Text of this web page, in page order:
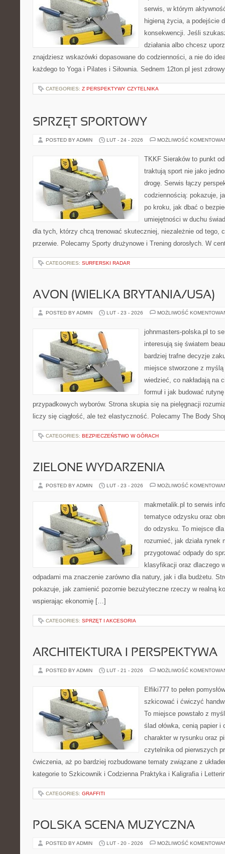
serwis, w którym
higieną życia, a podejście
konsekwencji. Jeśli
działania albo chcesz
znajdziesz wskazówki dopasowane do codzienności, a nie do
każdego to Yoga i Pilates i Siłownia. Sednem 12ton.pl jest
CATEGORIES: Z PERSPEKTYWY CZYTELNIKA
SPRZĘT SPORTOWY
POSTED BY ADMIN LUT - 24 - 2026 MOŻLIWOŚĆ
TKKF Sieraków to punkt
traktują sport nie jako
drogę. Serwis łączy
codziennością: pokazuje,
po kroku, jak dbać o
umiejętności w duchu
dla tych, którzy chcą trenować skuteczniej, niezależnie od tego,
przerwie. Polecamy Sporty drużynowe i Trening dorosłych. W
CATEGORIES: SURFERSKI RADAR
AVON (WIELKA BRYTANIA/USA)
POSTED BY ADMIN LUT - 23 - 2026 MOŻLIWOŚĆ
johnmasters-polska.pl to
interesują się światem
bardziej trafne decyzje
miejsce stworzone z
wiedzieć, co nakładają na
formuł i jak budować
przypadkowych wyborów. Strona skupia się na pielęgnacji
liczy się ciągłość, ale też elastyczność. Polecamy The Body
CATEGORIES: BEZPIECZEŃSTWO W GÓRACH
ZIELONE WYDARZENIA
POSTED BY ADMIN LUT - 23 - 2026 MOŻLIWOŚĆ
makmetalik.pl to serwis
tematyce odzysku oraz
do odzysku. To miejsce
rozumieć, jak działa rynek
przygotować odpady do
klasyfikacji oraz dlaczego
odpadami ma znaczenie zarówno dla natury, jak i dla budżetu.
pokazuje, jak zamienić pozornie bezużyteczne rzeczy w realną
wspierając ekonomię […]
CATEGORIES: SPRZĘT I AKCESORIA
ARCHITEKTURA I PERSPEKTYWA
POSTED BY ADMIN LUT - 21 - 2026 MOŻLIWOŚĆ
Elfiki777 to pełen
szkicować i ćwiczyć
To miejsce powstało z
ślad ołówka, cenią papier i
charakter w rysunku oraz
czytelnika od pierwszych
ćwiczenia, aż po bardziej rozbudowane tematy związane z
kategorie to Szkicownik i Codzienna Praktyka i Kaligrafia i
CATEGORIES: GRAFFITI
POLSKA SCENA MUZYCZNA
POSTED BY ADMIN LUT - 20 - 2026 MOŻLIWOŚĆ